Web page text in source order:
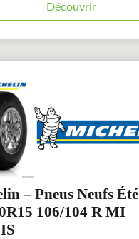
Découvrir
– Pneus Neufs Été
106/104 R MI